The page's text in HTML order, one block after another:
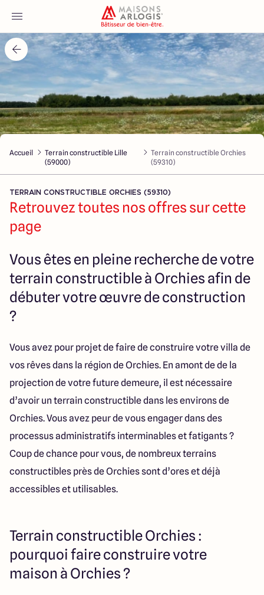
Accueil
Nos maisons
Nos annonces
Votre projet
Qui sommes-nous
Maisons ARLOGIS Nord
Lille - Villeneuve d'Ascq
03 66 72 64 60
Valenciennes - Marly 03 27 45 60 30
Accueil
Terrain constructible Lille
(59000)
Terrain constructible Orchies
(59310)
TERRAIN CONSTRUCTIBLE ORCHIES (59310)
Retrouvez toutes nos offres sur cette
page
Vous êtes en pleine recherche de votre
terrain constructible à Orchies afin de
débuter votre œuvre de construction
?
Vous avez pour projet de faire de construire votre villa de
vos rêves dans la région de Orchies. En amont de de la
projection de votre future demeure, il est nécessaire
d’avoir un terrain constructible dans les environs de
Orchies. Vous avez peur de vous engager dans des
processus administratifs interminables et fatigants ?
Coup de chance pour vous, de nombreux terrains
constructibles près de Orchies sont d’ores et déjà
accessibles et utilisables.
Terrain constructible Orchies :
pourquoi faire construire votre
maison à Orchies ?